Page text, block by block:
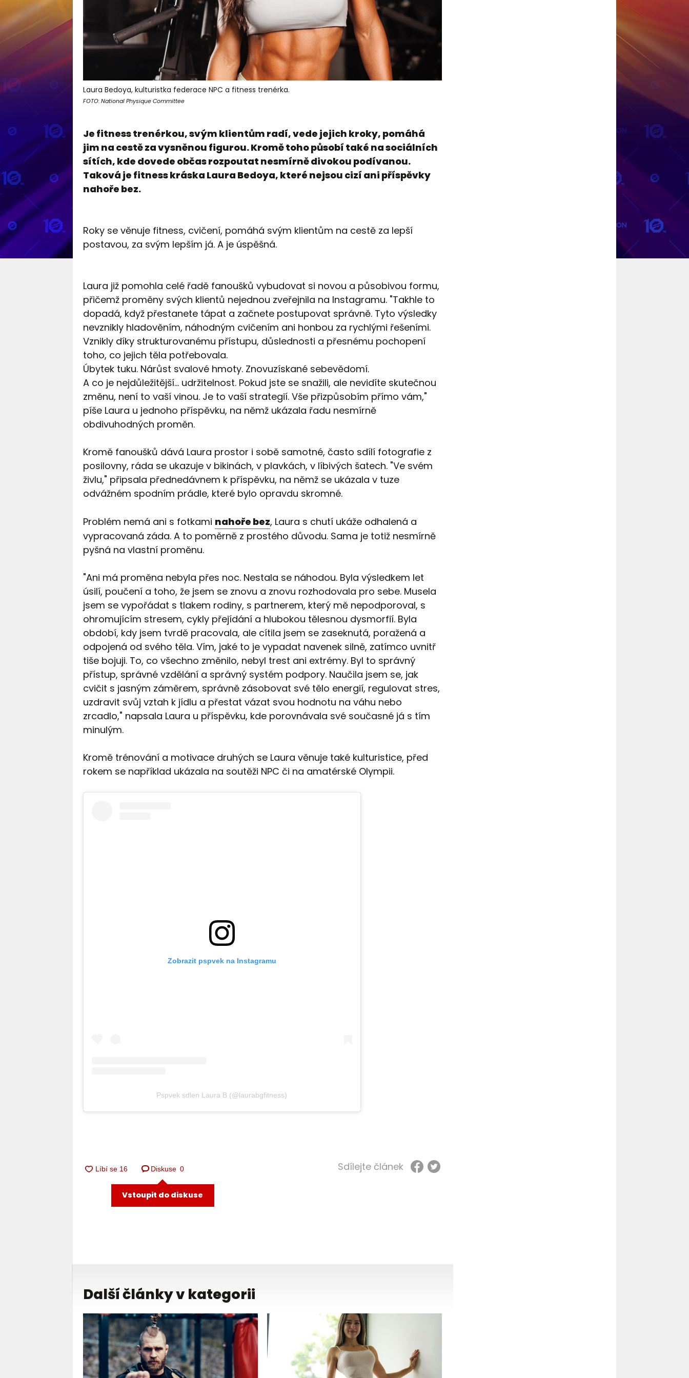
Laura Bedoya, kulturistka federace NPC a fitness trenérka.
FOTO: National Physique Committee
Je fitness trenérkou, svým klientům radí, vede jejich kroky, pomáhá
jim na cestě za vysněnou figurou. Kromě toho působí také na sociálních
sítích, kde dovede občas rozpoutat nesmírně divokou podívanou.
Taková je fitness kráska Laura Bedoya, které nejsou cizí ani příspěvky
nahoře bez.
Roky se věnuje fitness, cvičení, pomáhá svým klientům na cestě za lepší
postavou, za svým lepším já. A je úspěšná.
Laura již pomohla celé řadě fanoušků vybudovat si novou a působivou formu,
přičemž proměny svých klientů nejednou zveřejnila na Instagramu. "Takhle to
dopadá, když přestanete tápat a začnete postupovat správně. Tyto výsledky
nevznikly hladověním, náhodným cvičením ani honbou za rychlými řešeními.
Vznikly díky strukturovanému přístupu, důslednosti a přesnému pochopení
toho, co jejich těla potřebovala.
Úbytek tuku. Nárůst svalové hmoty. Znovuzískané sebevědomí.
A co je nejdůležitější… udržitelnost. Pokud jste se snažili, ale nevidíte skutečnou
změnu, není to vaší vinou. Je to vaší strategií. Vše přizpůsobím přímo vám,"
píše Laura u jednoho příspěvku, na němž ukázala řadu nesmírně
obdivuhodných proměn.
Kromě fanoušků dává Laura prostor i sobě samotné, často sdílí fotografie z
posilovny, ráda se ukazuje v bikinách, v plavkách, v líbivých šatech. "Ve svém
živlu," připsala přednedávnem k příspěvku, na němž se ukázala v tuze
odvážném spodním prádle, které bylo opravdu skromné.
Problém nemá ani s fotkami nahoře bez, Laura s chutí ukáže odhalená a
vypracovaná záda. A to poměrně z prostého důvodu. Sama je totiž nesmírně
pyšná na vlastní proměnu.
"Ani má proměna nebyla přes noc. Nestala se náhodou. Byla výsledkem let
úsilí, poučení a toho, že jsem se znovu a znovu rozhodovala pro sebe. Musela
jsem se vypořádat s tlakem rodiny, s partnerem, který mě nepodporoval, s
ohromujícím stresem, cykly přejídání a hlubokou tělesnou dysmorfií. Byla
období, kdy jsem tvrdě pracovala, ale cítila jsem se zaseknutá, poražená a
odpojená od svého těla. Vím, jaké to je vypadat navenek silně, zatímco uvnitř
tiše bojuji. To, co všechno změnilo, nebyl trest ani extrémy. Byl to správný
přístup, správné vzdělání a správný systém podpory. Naučila jsem se, jak
cvičit s jasným záměrem, správně zásobovat své tělo energií, regulovat stres,
uzdravit svůj vztah k jídlu a přestat vázat svou hodnotu na váhu nebo
zrcadlo," napsala Laura u příspěvku, kde porovnávala své současné já s tím
minulým.
Kromě trénování a motivace druhých se Laura věnuje také kulturistice, před
rokem se například ukázala na soutěži NPC či na amatérské Olympii.
Zobrazit pspvek na Instagramu
Pspvek sdlen Laura B (@laurabgfitness)
Diskuse 0
Vstoupit do diskuse
Sdílejte článek
Další články v kategorii